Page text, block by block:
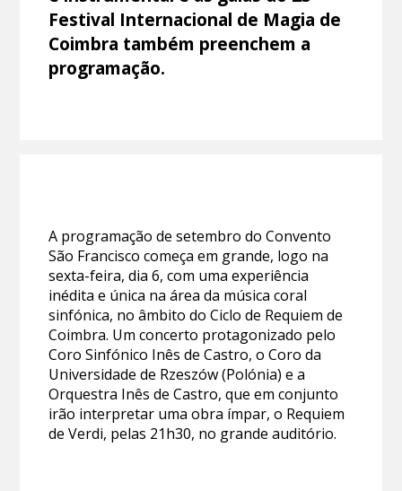
Festival Internacional de Magia de
Coimbra também preenchem a
programação.
A programação de setembro do Convento
São Francisco começa em grande, logo na
sexta-feira, dia 6, com uma experiência
inédita e única na área da música coral
sinfónica, no âmbito do Ciclo de Requiem de
Coimbra. Um concerto protagonizado pelo
Coro Sinfónico Inês de Castro, o Coro da
Universidade de Rzeszów (Polónia) e a
Orquestra Inês de Castro, que em conjunto
irão interpretar uma obra ímpar, o Requiem
de Verdi, pelas 21h30, no grande auditório.